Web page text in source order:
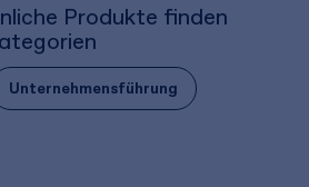
Produkte finden
Unternehmensführung